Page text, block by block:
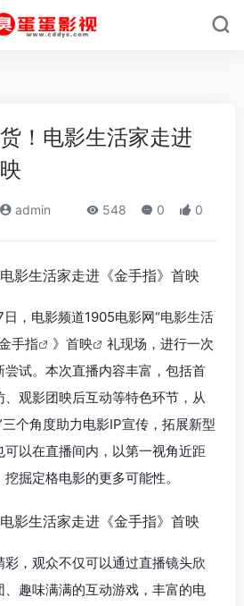
！电影生活家走进
admin 548 0 0
日，电影频道1905电影网“电影生活
手指 》 首映
礼现场，进行一次
尝试。本次直播内容丰富，包括首
观影团映后互动等特色环节，从
个角度助力电影IP宣传，拓展新型
以在直播间内，以第一视角近距
掘定格电影的更多可能性。
，观众不仅可以通过直播镜头欣
趣味满满的互动游戏，丰富的电